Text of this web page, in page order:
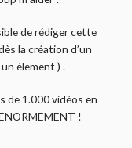
de rédiger cette
la création d’un
élement ) .
de 1.000 vidéos en
!